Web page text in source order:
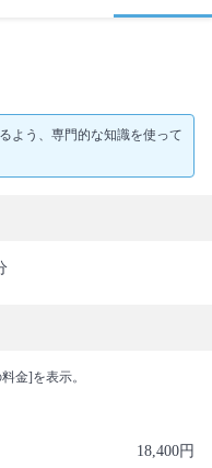
よう、専門的な知識を使って
金]を表示。
18,400円